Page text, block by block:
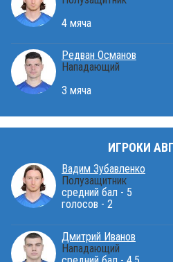
4 мяча
Редван Османов
Нападающий
3 мяча
ИГРОКИ
Вадим Зубавленко
Полузащитник
средний бал - 5
голосов - 2
Дмитрий Иванов
Нападающий